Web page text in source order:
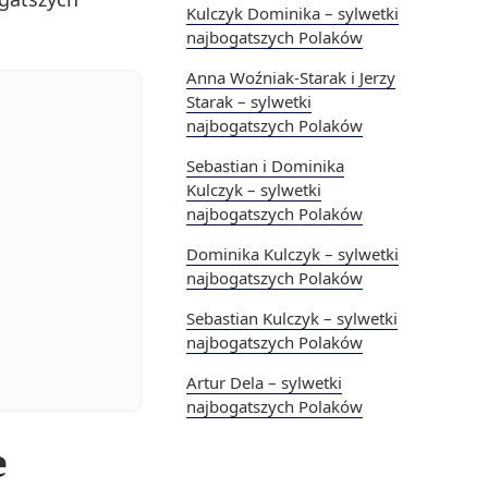
Kulczyk Dominika – sylwetki
najbogatszych Polaków
Anna Woźniak-Starak i Jerzy
Starak – sylwetki
najbogatszych Polaków
Sebastian i Dominika
Kulczyk – sylwetki
najbogatszych Polaków
Dominika Kulczyk – sylwetki
najbogatszych Polaków
Sebastian Kulczyk – sylwetki
najbogatszych Polaków
Artur Dela – sylwetki
najbogatszych Polaków